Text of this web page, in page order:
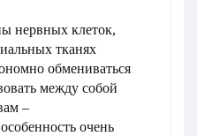
нервных клеток,
тканях
обмениваться
между собой
–
очень